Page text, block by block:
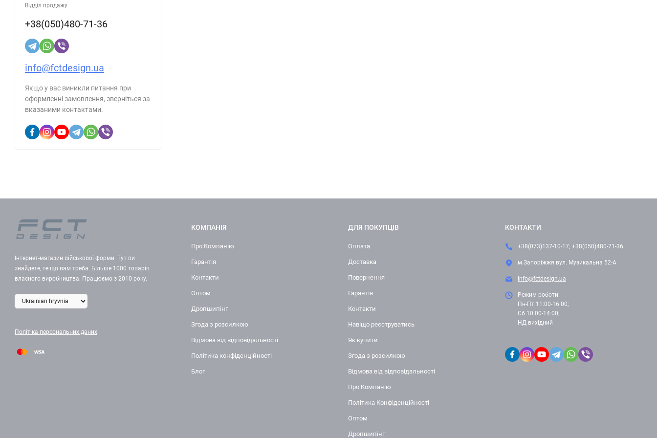
Відділ продажу
+38(050)480-71-36
info@fctdesign.ua
Якщо у вас виникли питання при
оформленні замовлення, зверніться за
вказаними контактами.
Інтернет-магазин військової форми. Тут ви
знайдете, те що вам треба. Більше 1000 товарів
власного виробництва. Працюємо з 2010 року.
Політіка персональних даних
КОМПАНІЯ
Про Компанію
Гарантія
Контакти
Оптом
Дропшипінг
Згода з розсилкою
Відмова від відповідальності
Політика конфіденційності
Блог
ДЛЯ ПОКУПЦІВ
Оплата
Доставка
Повернення
Гарантія
Контакти
Навіщо реєструватись
Як купити
Згода з розсилкою
Відмова від відповідальності
Про Компанію
Політика Конфіденційності
Оптом
Дропшипінг
КОНТАКТИ
+38(073)137-10-17; +38(050)480-71-36
м.Запоріжжя вул. Музикальна 52-А
info@fctdesign.ua
Режим роботи:
Пн-Пт 11:00-16:00;
Сб 10:00-14:00;
НД вихідний